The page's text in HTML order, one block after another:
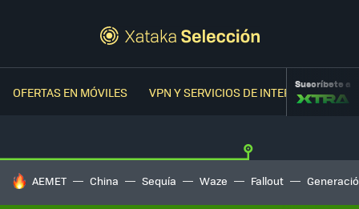
OFERTAS EN MÓVILES VPN Y SERVICIOS DE INTERNETSuscríbete a
HOY SE HABLA DE
AEMET China Sequía Waze Fallout